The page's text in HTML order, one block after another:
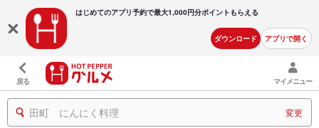
はじめてのアプリ予約で最大1,000円分ポイントもらえる
ダウンロード アプリで開く
戻る マイメニュー
田町 にんにく料理 変更